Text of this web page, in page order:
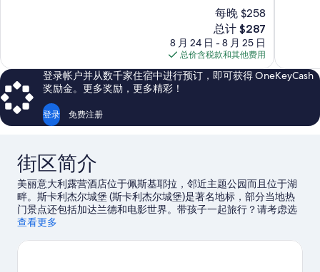
了，
532
条
点
评
每晚 $258
新
价
格
$287
总计 $287
8 月 24 日 - 8 月 25 日
总价含税款和其他费用
97
条
登录帐户并从数千家住宿中进行预订，即可获得 OneKeyCash
奖励金。更多奖励，更多精彩！
登录 免费注册
街区简介
美丽意大利露营酒店位于佩斯基耶拉，邻近主题公园而且位于湖
畔。斯卡利杰尔城堡 (斯卡利杰尔城堡)是著名地标，部分当地热
门景点还包括加达兰德和电影世界。带孩子一起旅行？请考虑选
择布里佐拉里面包店，或者到克劳迪奥·拉纳专业冲浪中心参加一
机会外出体验周边的水域，或者您也可以就近选择徒步/骑行，体
查看更多